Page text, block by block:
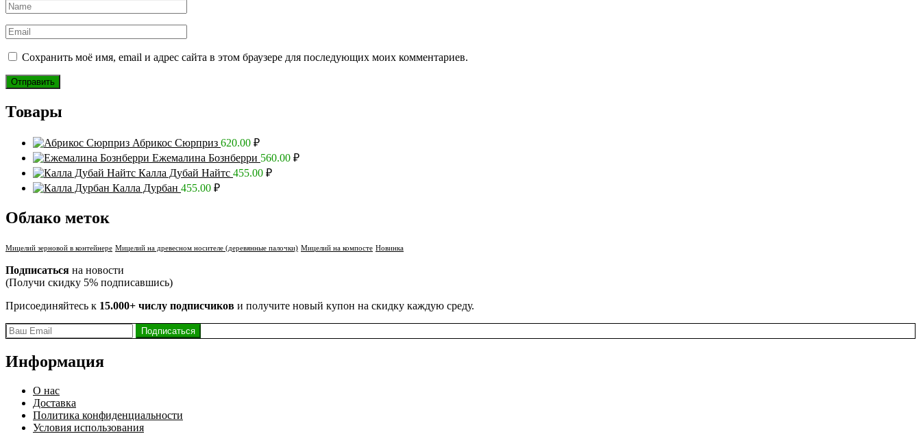
Сохранить моё имя, email и адрес сайта в этом браузере для последующих моих комментариев.
Товары
Абрикос Сюрприз 620.00 ₽
Ежемалина Бознберри 560.00 ₽
Калла Дубай Найтс 455.00 ₽
Калла Дурбан 455.00 ₽
Облако меток
Мицелий зерновой в контейнере Мицелий на древесном носителе (деревянные палочки) Мицелий на компосте Новинка
Подписаться на новости
(Получи скидку 5% подписавшись)
Присоединяйтесь к 15.000+ числу подписчиков и получите новый купон на скидку каждую среду.
Информация
О нас
Доставка
Политика конфиденциальности
Условия использования